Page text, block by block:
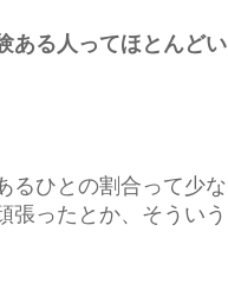
ある人ってほとんどい
るひとの割合って少な
張ったとか、そういう